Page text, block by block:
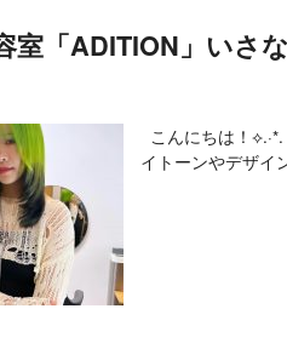
室「ADITION」いさ
こんにちは！
イトーンやデザイ